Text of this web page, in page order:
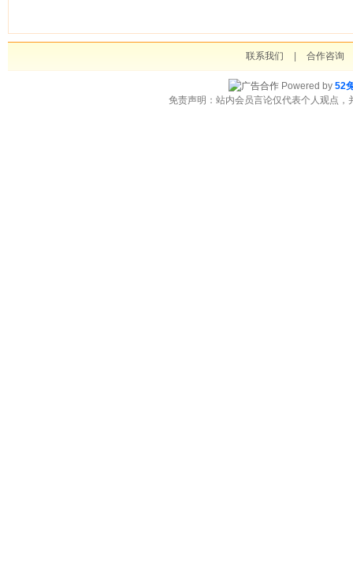
联系我们 合作咨询
Powered by 52
免责声明：站内会员言论仅代表个人观点